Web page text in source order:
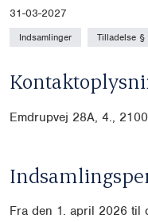
31-03-2027
Indsamlinger Tilladelse §
Emdrupvej 28A, 4.,
Fra den 1. april 2026 til